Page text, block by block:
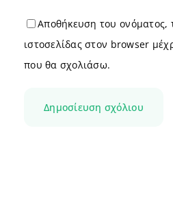
Αποθήκευση του ονόματος,
ιστοσελίδας στον browser
που θα σχολιάσω.